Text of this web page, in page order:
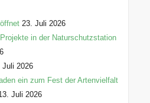
23. Juli 2026
in der Naturschutzstation
Juli 2026
ein zum Fest der Artenvielfalt
Juli 2026